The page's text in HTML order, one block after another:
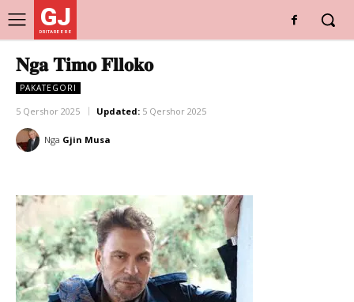
GJ
DRITARE E RE
𝐍𝐠𝐚 𝐓𝐢𝐦𝐨 𝐅𝐥𝐥𝐨𝐤𝐨
PAKATEGORI
5 Qershor 2025 Updated: 5 Qershor 2025
Nga Gjin Musa